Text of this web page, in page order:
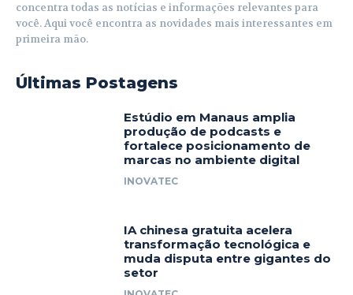
concentra todas as notícias e informações relevantes para
você. Aqui você encontra as novidades mais interessantes em
primeira mão.
Últimas Postagens
Estúdio em Manaus amplia
produção de podcasts e
fortalece posicionamento de
marcas no ambiente digital
INOVATEC
IA chinesa gratuita acelera
transformação tecnológica e
muda disputa entre gigantes do
setor